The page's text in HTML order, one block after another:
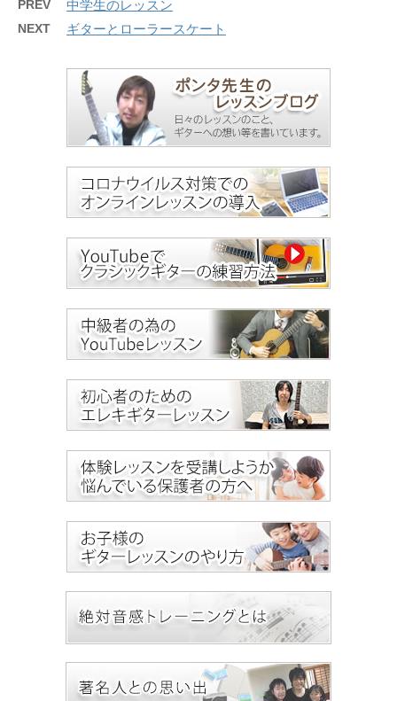
PREV 中学生のレッスン
NEXT ギターとローラースケート